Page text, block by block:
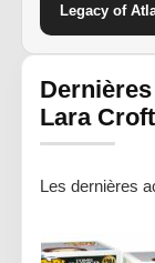
Legacy of
Lara Croft
Les dernières